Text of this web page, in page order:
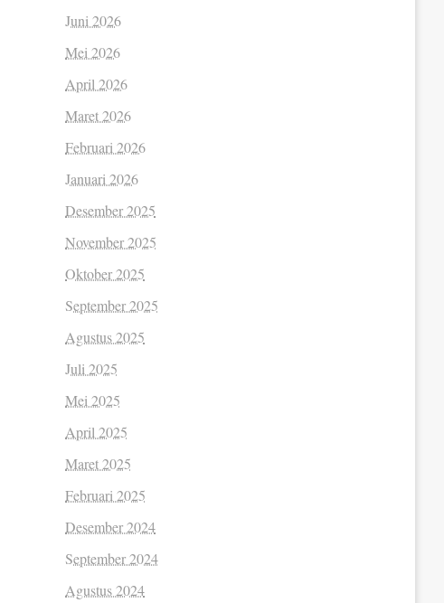
Juni 2026
Mei 2026
April 2026
Maret 2026
Februari 2026
Januari 2026
Desember 2025
November 2025
Oktober 2025
September 2025
Agustus 2025
Juli 2025
Mei 2025
April 2025
Maret 2025
Februari 2025
Desember 2024
September 2024
Agustus 2024